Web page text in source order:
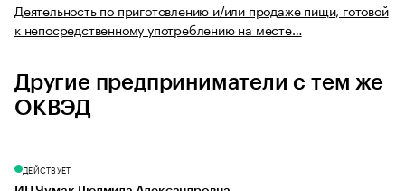
Деятельность по приготовлению и/или продаже пищи, готовой
к непосредственному употреблению на месте…
Другие предприниматели с тем же
ОКВЭД
ДЕЙСТВУЕТ